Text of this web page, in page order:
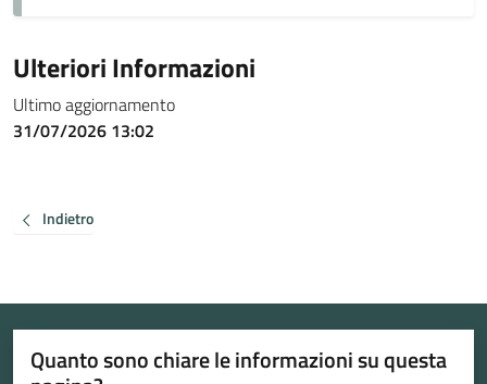
Ulteriori Informazioni
Ultimo aggiornamento
31/07/2026 13:02
Indietro
Quanto sono chiare le informazioni su questa